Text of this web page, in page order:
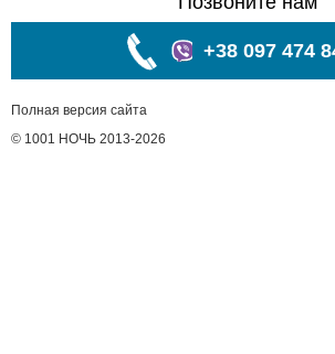
+38 097 474
Полная версия сайта
© 1001 НОЧЬ 2013-2026